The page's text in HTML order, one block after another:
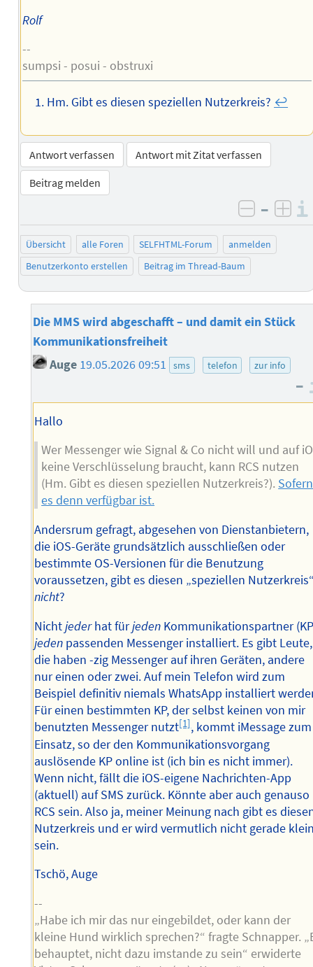
Rolf
--
sumpsi - posui - obstruxi
Hm. Gibt es diesen speziellen Nutzerkreis? ↩︎
Antwort verfassen
Antwort mit Zitat verfassen
Beitrag melden
negativ
–
Übersicht alle Foren SELFHTML-Forum
anmelden
Benutzerkonto erstellen
Beitrag im Thread-Baum
Die MMS wird abgeschafft – und damit ein Stück
Kommunikationsfreiheit
Auge 19.05.2026 09:51 sms telefon zur info
–
Hallo
Wer Messenger wie Signal & Co nicht will und auf
keine Verschlüsselung braucht, kann RCS nutzen
(Hm. Gibt es diesen speziellen Nutzerkreis?). Sofern
es denn verfügbar ist.
Andersrum gefragt, abgesehen von Dienstanbietern,
die iOS-Geräte grundsätzlich ausschließen oder
bestimmte OS-Versionen für die Benutzung
voraussetzen, gibt es diesen „speziellen
nicht?
Nichtjederhat fürjeden Kommunikationspartner
jeden passenden Messenger installiert. Es gibt Leute,
die haben -zig Messenger auf ihren Geräten, andere
nur einen oder zwei. Auf mein Telefon wird zum
Beispiel definitiv niemals WhatsApp installiert
Für einen bestimmten KP, der selbst keinen von mir
benutzten Messenger nutzt[1], kommt iMessage zum
Einsatz, so der den Kommunikationsvorgang
auslösende KP online ist (ich bin es nicht immer).
Wenn nicht, fällt die iOS-eigene Nachrichten-App
(aktuell) auf SMS zurück. Könnte aber auch genauso
RCS sein. Also ja, meiner Meinung nach gibt es
Nutzerkreis und er wird vermutlich nicht gerade
sein.
Tschö, Auge
--
„Habe ich mir das nur eingebildet, oder kann der
kleine Hund wirklich sprechen?“ fragte Schnapper.
behauptet, nicht dazu imstande zu sein“ erwiderte